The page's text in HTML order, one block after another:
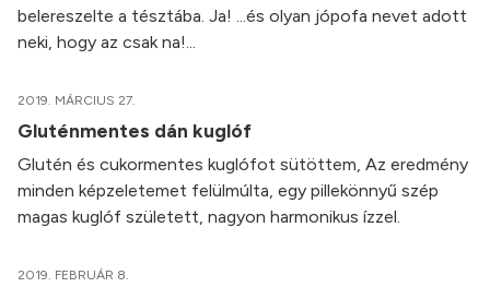
belereszelte a tésztába. Ja! ...és olyan jópofa nevet adott
neki, hogy az csak na!...
2019. MÁRCIUS 27.
Gluténmentes dán kuglóf
Glutén és cukormentes kuglófot sütöttem, Az eredmény
minden képzeletemet felülmúlta, egy pillekönnyű szép
magas kuglóf született, nagyon harmonikus ízzel.
2019. FEBRUÁR 8.